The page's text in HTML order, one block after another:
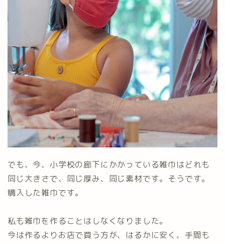
でも、今、小学校の廊下にかかっている雑巾はどれも
同じ大きさで、同じ厚み、同じ素材です。そうです。
購入した雑巾です。
私も雑巾を作ることはしなくなりました。
今は作るよりお店で買う方が、はるかに安く、手間も